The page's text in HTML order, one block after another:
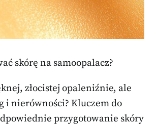
skórę na samoopalacz?
złocistej opaleniźnie, ale
i nierówności? Kluczem do
przygotowanie skóry